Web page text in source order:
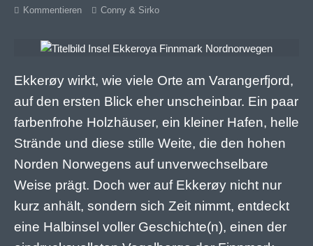
Kommentieren Conny & Sirko
Ekkerøy wirkt, wie viele Orte am Varangerfjord,
auf den ersten Blick eher unscheinbar. Ein paar
farbenfrohe Holzhäuser, ein kleiner Hafen, helle
Strände und diese stille Weite, die den hohen
Norden Norwegens auf unverwechselbare
Weise prägt. Doch wer auf Ekkerøy nicht nur
kurz anhält, sondern sich Zeit nimmt, entdeckt
eine Halbinsel voller Geschichte(n), einen der